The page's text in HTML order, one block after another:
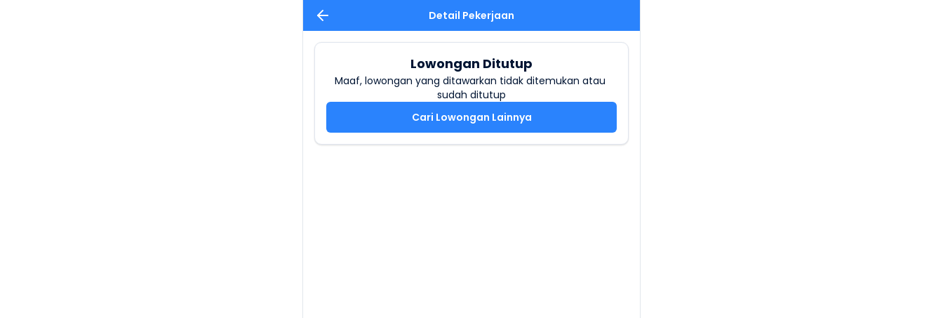
Detail Pekerjaan
Lowongan Ditutup
Maaf, lowongan yang ditawarkan tidak ditemukan atau
sudah ditutup
Cari Lowongan Lainnya